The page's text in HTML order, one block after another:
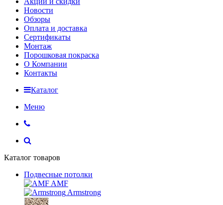
Новости
Обзоры
Оплата и доставка
Сертификаты
Монтаж
Порошковая покраска
О Компании
Контакты
Каталог
Меню
Каталог товаров
Подвесные потолки
AMF
Armstrong